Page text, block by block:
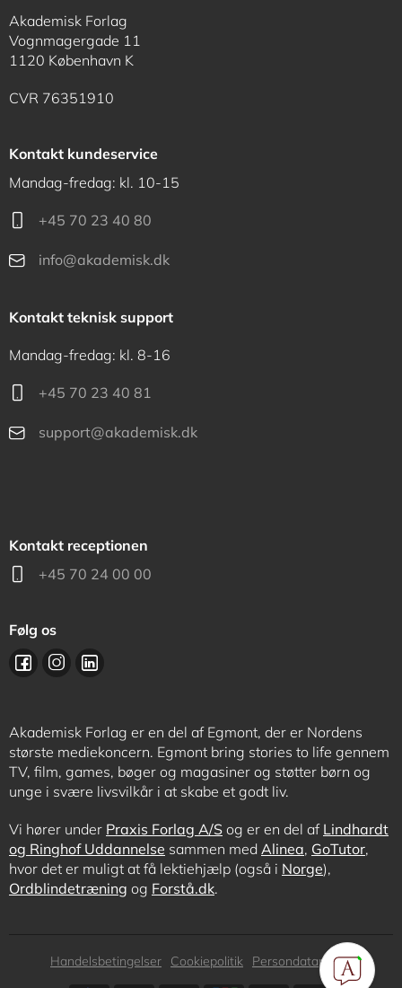
Akademisk Forlag
Vognmagergade 11
1120 København K
CVR 76351910
Kontakt kundeservice
Mandag-fredag: kl. 10-15
+45 70 23 40 80
info@akademisk.dk
Kontakt teknisk support
Mandag-fredag: kl. 8-16
+45 70 23 40 81
support@akademisk.dk
Kontakt receptionen
+45 70 24 00 00
Følg os
Akademisk Forlag er en del af Egmont, der er Nordens
største mediekoncern. Egmont bring stories to life gennem
TV, film, games, bøger og magasiner og støtter børn og
unge i svære livsvilkår i at skabe et godt liv.
Vi hører under Praxis Forlag A/S og er en del af Lindhardt
og Ringhof Uddannelse sammen med Alinea, GoTutor,
hvor det er muligt at få lektiehjælp (også i Norge),
Ordblindetræning og Forstå.dk.
Subfooter
Handelsbetingelser Cookiepolitik
Persondatapolitik